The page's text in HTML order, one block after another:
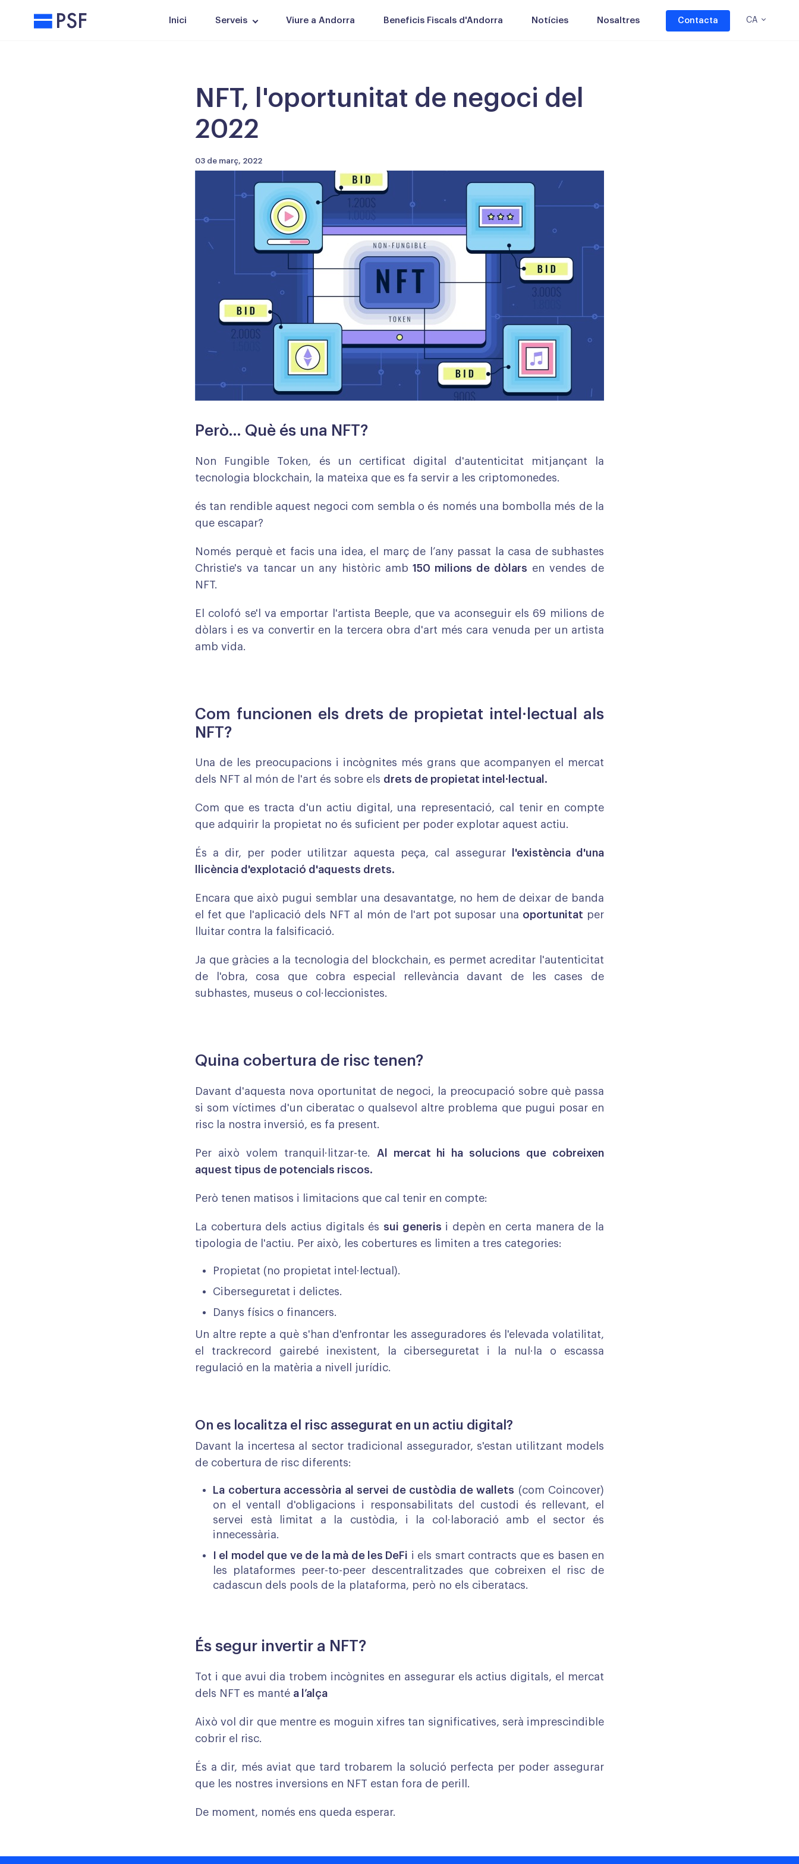
PSF Inici Serveis Viure a Andorra Beneficis Fiscals d'Andorra Notícies Nosaltres Contacta CA
NFT, l'oportunitat de negoci del
2022
03 de març, 2022
Però… Què és una NFT?
Non Fungible Token, és un certificat digital d'autenticitat mitjançant la
tecnologia blockchain, la mateixa que es fa servir a les criptomonedes.
és tan rendible aquest negoci com sembla o és només una bombolla més de la
que escapar?
Només perquè et facis una idea, el març de l’any passat la casa de subhastes
Christie's va tancar un any històric amb150 milions de dòlars en vendes de
NFT.
El colofó ​​se'l va emportar l'artista Beeple, que va aconseguir els 69 milions de
dòlars i es va convertir en la tercera obra d'art més cara venuda per un artista
amb vida.
Com funcionen els drets de propietat intel·lectual als
NFT?
Una de les preocupacions i incògnites més grans que acompanyen el mercat
dels NFT al món de l'art és sobre els drets de propietat intel·lectual.
Com que es tracta d'un actiu digital, una representació, cal tenir en compte
que adquirir la propietat no és suficient per poder explotar aquest actiu.
És a dir, per poder utilitzar aquesta peça, cal assegurar
l'existència d'una
llicència d'explotació d'aquests drets.
Encara que això pugui semblar una desavantatge, no hem de deixar de banda
el fet que l'aplicació dels NFT al món de l'art pot suposar una oportunitat per
lluitar contra la falsificació.
Ja que gràcies a la tecnologia del blockchain, es permet acreditar l'autenticitat
de l'obra, cosa que cobra especial rellevància davant de les cases de
subhastes, museus o col·leccionistes.
Quina cobertura de risc tenen?
Davant d'aquesta nova oportunitat de negoci, la preocupació sobre què passa
si som víctimes d'un ciberatac o qualsevol altre problema que pugui posar en
risc la nostra inversió, es fa present.
Per això volem tranquil·litzar-te. Al mercat hi ha solucions que cobreixen
aquest tipus de potencials riscos.
Però tenen matisos i limitacions que cal tenir en compte:
La cobertura dels actius digitals és sui generis i depèn en certa manera de la
tipologia de l'actiu. Per això, les cobertures es limiten a tres categories:
Propietat (no propietat intel·lectual).
Ciberseguretat i delictes.
Danys físics o financers.
Un altre repte a què s'han d'enfrontar les asseguradores és l'elevada volatilitat,
el trackrecord gairebé inexistent, la ciberseguretat i la nul·la o escassa
regulació en la matèria a nivell jurídic.
On es localitza el risc assegurat en un actiu digital?
Davant la incertesa al sector tradicional assegurador, s'estan utilitzant models
de cobertura de risc diferents:
La cobertura accessòria al servei de custòdia de wallets (com Coincover)
on el ventall d'obligacions i responsabilitats del custodi és rellevant, el
servei està limitat a la custòdia, i la col·laboració amb el sector és
innecessària.
I el model que ve de la mà de les DeFi i els smart contracts que es basen en
les plataformes peer-to-peer descentralitzades que cobreixen el risc de
cadascun dels pools de la plataforma, però no els ciberatacs.
És segur invertir a NFT?
Tot i que avui dia trobem incògnites en assegurar els actius digitals, el mercat
dels NFT es manté a l’alça
Això vol dir que mentre es moguin xifres tan significatives, serà imprescindible
cobrir el risc.
És a dir, més aviat que tard trobarem la solució perfecta per poder assegurar
que les nostres inversions en NFT estan fora de perill.
De moment, només ens queda esperar.